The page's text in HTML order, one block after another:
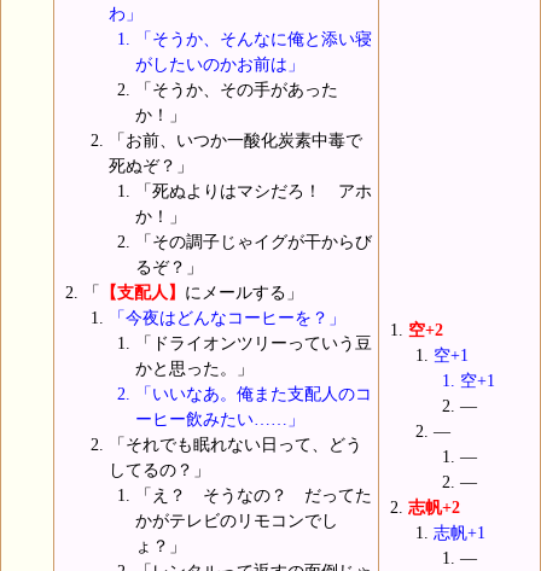
わ」
「そうか、そんなに俺と添い寝
がしたいのかお前は」
「そうか、その手があった
か！」
「お前、いつか一酸化炭素中毒で
死ぬぞ？」
「死ぬよりはマシだろ！ アホ
か！」
「その調子じゃイグが干からび
るぞ？」
「 【支配人】 にメールする」
「今夜はどんなコーヒーを？」
「ドライオンツリーっていう豆
かと思った。」
「いいなあ。俺また支配人のコ
ーヒー飲みたい……」
「それでも眠れない日って、どう
してるの？」
「え？ そうなの？ だってた
かがテレビのリモコンでし
ょ？」
空+2
空+1
空+1
―
―
―
―
志帆+2
志帆+1
―